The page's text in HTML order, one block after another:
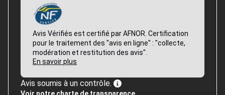
Avis Vérifiés est certifié par AFNOR. Certification
pour le traitement des "avis en ligne" : "collecte,
modération et restitution des avis".
En savoir plus
Avis soumis à un contrôle.